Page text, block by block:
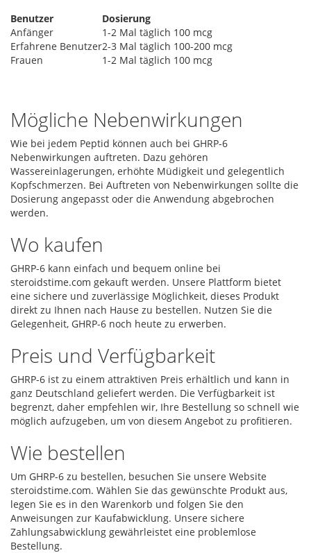
Benutzer
Dosierung
Anfänger
1-2 Mal täglich 100 mcg
Erfahrene Benutzer2-3 Mal täglich 100-200 mcg
Frauen
1-2 Mal täglich 100 mcg
Mögliche Nebenwirkungen
Wie bei jedem Peptid können auch bei GHRP-6
Nebenwirkungen auftreten. Dazu gehören
Wassereinlagerungen, erhöhte Müdigkeit und gelegentlich
Kopfschmerzen. Bei Auftreten von Nebenwirkungen sollte die
Dosierung angepasst oder die Anwendung abgebrochen
werden.
Wo kaufen
GHRP-6 kann einfach und bequem online bei
steroidstime.com gekauft werden. Unsere Plattform bietet
eine sichere und zuverlässige Möglichkeit, dieses Produkt
direkt zu Ihnen nach Hause zu bestellen. Nutzen Sie die
Gelegenheit, GHRP-6 noch heute zu erwerben.
Preis und Verfügbarkeit
GHRP-6 ist zu einem attraktiven Preis erhältlich und kann in
ganz Deutschland geliefert werden. Die Verfügbarkeit ist
begrenzt, daher empfehlen wir, Ihre Bestellung so schnell wie
möglich aufzugeben, um von diesem Angebot zu profitieren.
Wie bestellen
Um GHRP-6 zu bestellen, besuchen Sie unsere Website
steroidstime.com. Wählen Sie das gewünschte Produkt aus,
legen Sie es in den Warenkorb und folgen Sie den
Anweisungen zur Kaufabwicklung. Unsere sichere
Zahlungsabwicklung gewährleistet eine problemlose
Bestellung.